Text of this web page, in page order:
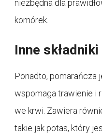
niezbędna dla
komórek.
Inne
Ponadto, pomarańcza
wspomaga trawienie i
we krwi. Zawiera
takie jak potas, który